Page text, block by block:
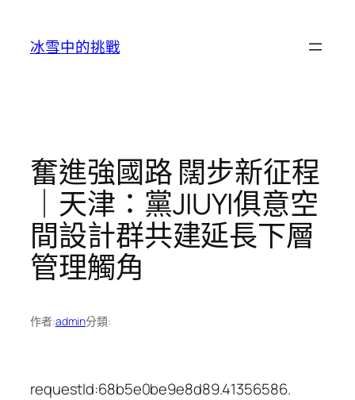
冰雪中的挑戰
奮進強國路 闊步新征程
｜天津：黨JIUYI俱意空
間設計群共建延長下層
管理觸角
作者:admin分類:
requestId:68b5e0be9e8d89.41356586.